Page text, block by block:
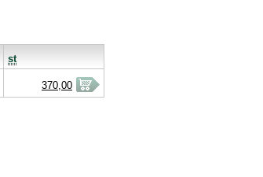
st
370,00